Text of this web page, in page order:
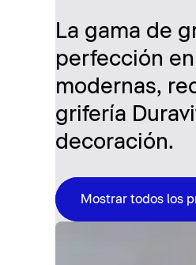
La gama de
perfección
modernas,
grifería
decoración.
Mostrar todos los